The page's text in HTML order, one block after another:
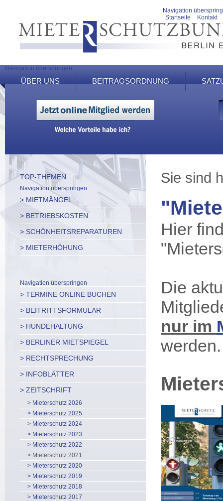
Navigation überspringen
ÜBER UNS BEITRAGSORDNUNG
Navigation
Startseite
Kontakt
TOP-THEMEN
Navigation überspringen
> MIETMÄNGEL
> BETRIEBSKOSTEN
> SCHÖNHEITSREPARATUREN
> MIETERHÖHUNG
Navigation überspringen
> TERMINE ONLINE BUCHEN
> BEITRITTSFORMULAR
> HUNDEHALTUNG
> BERLINER MIETSPIEGEL
> RECHTSPRECHUNG
> INFOBLÄTTER
> ZEITSCHRIFT
> Mieterschutz 2026
> Mieterschutz 2025
> Mieterschutz 2024
> Mieterschutz 2023
> Mieterschutz 2022
> Mieterschutz 2021
> Mieterschutz 2020
> Mieterschutz 2019
> Mieterschutz 2018
> Mieterschutz 2017
Sie sind
Hier
Die
nur im
werden.